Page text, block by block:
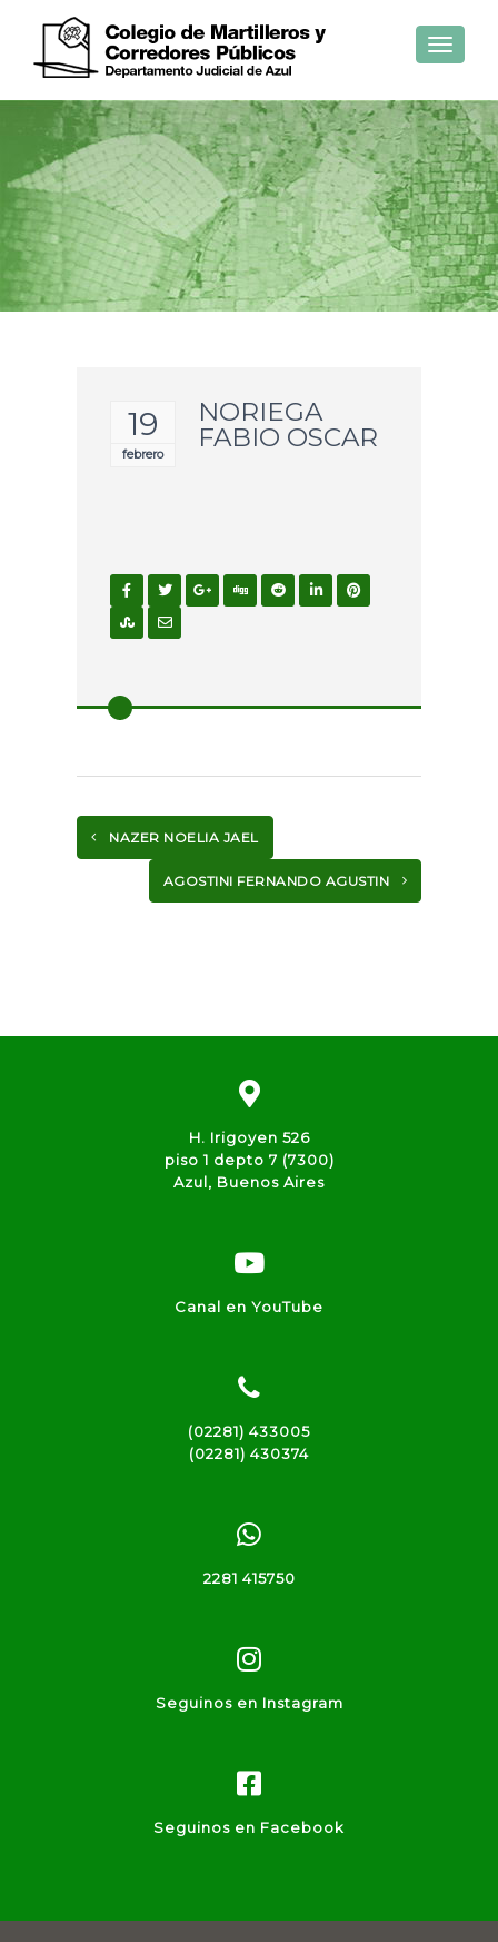
Toggle
19
febrero
NORIEGA
FABIO OSCAR
NAZER NOELIA JAEL
AGOSTINI FERNANDO AGUSTIN
H. Irigoyen 526
piso 1 depto 7 (7300)
Azul, Buenos Aires
Canal en YouTube
(02281) 433005
(02281) 430374
2281 415750
Seguinos en Instagram
Seguinos en Facebook